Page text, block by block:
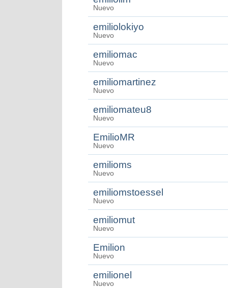
Nuevo
emiliolokiyo
Nuevo
emiliomac
Nuevo
emiliomartinez
Nuevo
emiliomateu8
Nuevo
EmilioMR
Nuevo
emilioms
Nuevo
emiliomstoessel
Nuevo
emiliomut
Nuevo
Emilion
Nuevo
emilionel
Nuevo